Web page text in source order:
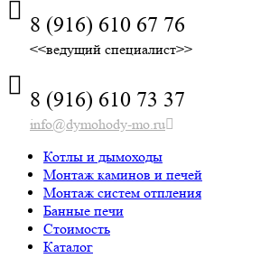
8 (916) 610 67 76
<<ведущий специалист>>
8 (916) 610 73 37
info@dymohody-mo.ru
Котлы и дымоходы
Монтаж каминов и печей
Монтаж систем отпления
Банные печи
Стоимость
Каталог